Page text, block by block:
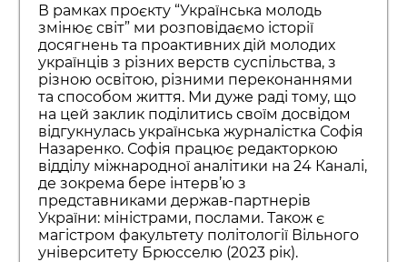
В рамках проєкту “Українська молодь
змінює світ” ми розповідаємо історії
досягнень та проактивних дій молодих
українців з різних верств суспільства, з
різною освітою, різними переконаннями
та способом життя. Ми дуже раді тому, що
на цей заклик поділитись своїм досвідом
відгукнулась українська журналістка Софія
Назаренко. Софія працює редакторкою
відділу міжнародної аналітики на 24 Каналі,
де зокрема бере інтерв’ю з
представниками держав-партнерів
України: міністрами, послами. Також є
магістром факультету політології Вільного
університету Брюсселю (2023 рік).